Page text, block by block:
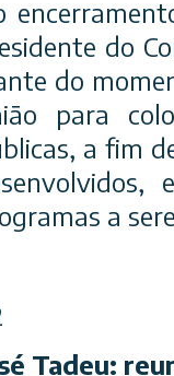
do
do
para
a fim
a
Tadeu: